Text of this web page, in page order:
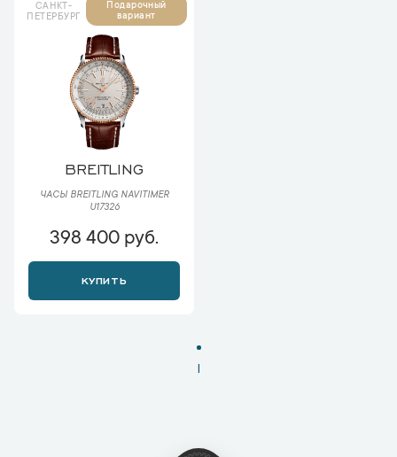
САНКТ-
ПЕТЕРБУРГ
Подарочный
вариант
BREITLING
ЧАСЫ BREITLING NAVITIMER
U17326
398 400 руб.
КУПИТЬ
1